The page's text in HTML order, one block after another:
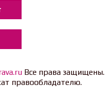
Все права защищены.
правообладателю.